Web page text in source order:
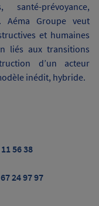
santé-prévoyance,
Aéma Groupe veut
et humaines
liés aux transitions
d’un acteur
inédit, hybride.
56 38
24 97 97